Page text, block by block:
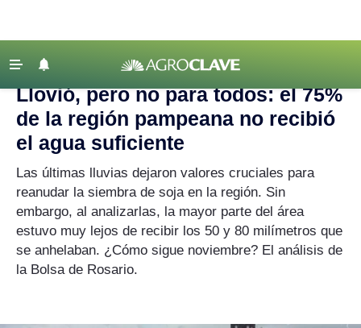
Agricultura
Ganadería
Lechería
Tecnología
Maquinaria agrícola
Agenda
Regionales
‹ VOLVER
Agroclave Clima | agua
Llovió, pero no para todos: el 75%
de la región pampeana no recibió
el agua suficiente
Las últimas lluvias dejaron valores cruciales para
reanudar la siembra de soja en la región. Sin
embargo, al analizarlas, la mayor parte del área
estuvo muy lejos de recibir los 50 y 80 milímetros que
se anhelaban. ¿Cómo sigue noviembre? El análisis de
la Bolsa de Rosario.